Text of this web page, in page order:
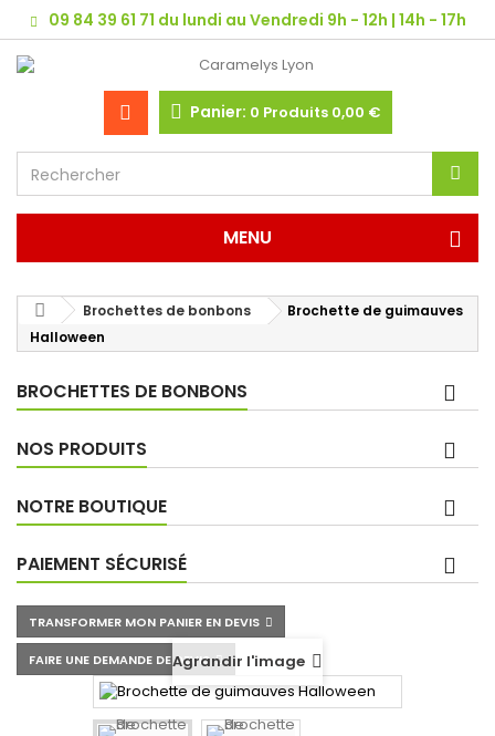
09 84 39 61 71 du lundi au Vendredi 9h - 12h | 14h - 17h
Panier: 0 Produits 0,00 €
MENU
Brochettes de bonbons
Brochette de guimauves
Halloween
BROCHETTES DE BONBONS
NOS PRODUITS
NOTRE BOUTIQUE
PAIEMENT SÉCURISÉ
TRANSFORMER MON PANIER EN DEVIS
FAIRE UNE DEMANDE DE DEVISAgrandir l'image